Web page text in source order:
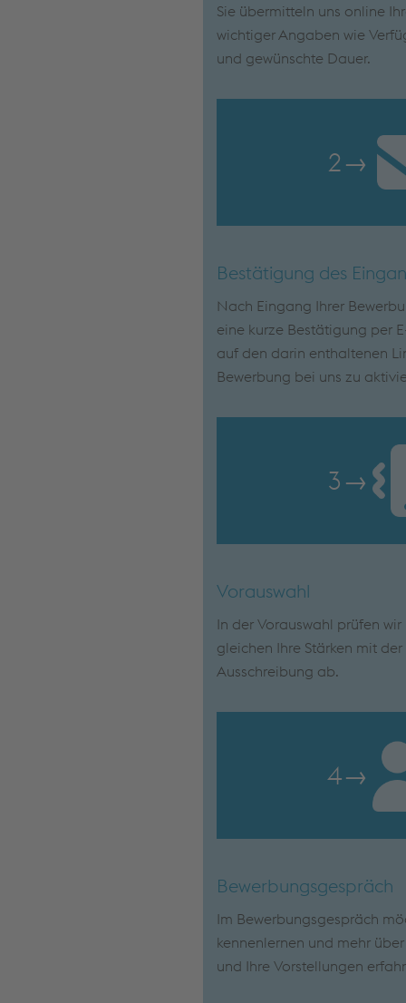
Sie übermitteln uns online
wichtiger Angaben wie
und gewünschte Dauer.
2→
Bestätigung des
Nach Eingang Ihrer
eine kurze Bestätigung per
auf den darin enthaltenen
Bewerbung bei uns zu
3→
Vorauswahl
In der Vorauswahl prüfen
gleichen Ihre Stärken mit
Ausschreibung ab.
4→
Bewerbungsgespräch
Im Bewerbungsgespräch
kennenlernen und mehr
und Ihre Vorstellungen